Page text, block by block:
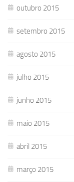
outubro 2015
setembro 2015
agosto 2015
julho 2015
junho 2015
maio 2015
abril 2015
março 2015